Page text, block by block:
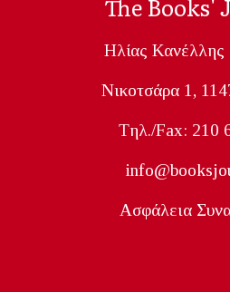
The Books'
Ηλίας
Nικοτσάρα 1,
Tηλ./Fax: 210
Ασφάλεια